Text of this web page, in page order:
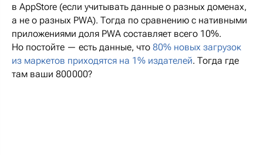
в AppStore (если учитывать данные о разных доменах,
а не о разных PWA). Тогда по сравнению с нативными
приложениями доля PWA составляет всего 10%.
Но постойте — есть данные, что 80% новых загрузок
из маркетов приходятся на 1% издателей. Тогда где
там ваши 800 000?